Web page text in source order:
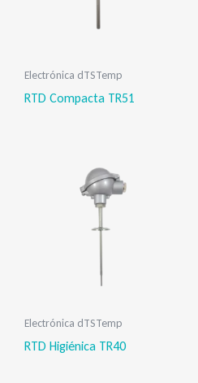
Electrónica dTSTemp
RTD Compacta TR51
Electrónica dTSTemp
RTD Higiénica TR40